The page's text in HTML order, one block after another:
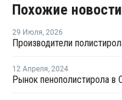
Похожие новости
29 Июля, 2026
12 Апреля, 2024